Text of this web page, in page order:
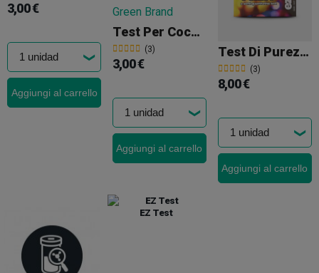
3,00 €
Aggiungi al carrello
Test Per Cocaina/Crack EZ Test
(3)
3,00 €
Aggiungi al carrello
Test Di Purezza Eroina EZ Test
(3)
8,00 €
Aggiungi al carrello
EZ Test